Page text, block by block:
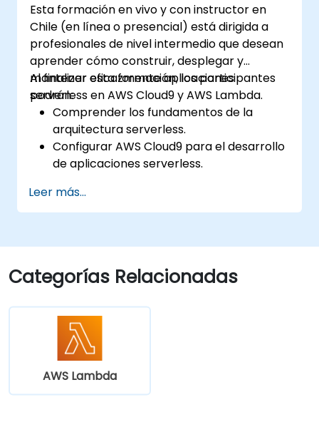
Esta formación en vivo y con instructor en
Chile (en línea o presencial) está dirigida a
profesionales de nivel intermedio que desean
aprender cómo construir, desplegar y
mantener eficazmente aplicaciones
serverless en AWS Cloud9 y AWS Lambda.
Al finalizar esta formación, los participantes
podrán:
Comprender los fundamentos de la
arquitectura serverless.
Configurar AWS Cloud9 para el desarrollo
de aplicaciones serverless.
aplicaciones serverless utilizando AWS
Lambda.
de AWS, como API Gateway y S3.
Optimizar las aplicaciones serverless
para lograr mayor eficiencia en
Leer más...
Categorías Relacionadas
AWS Lambda